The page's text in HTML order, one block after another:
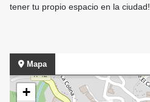
tener tu propio espacio en la ciudad!
Mapa
+